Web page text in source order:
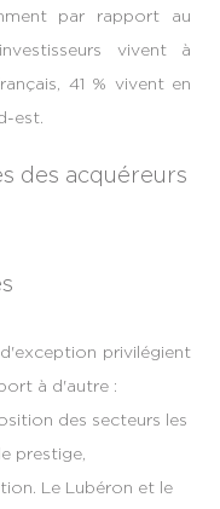
par rapport au
vivent à
41 % vivent en
est.
des acquéreurs
privilégient
à d'autre :
des secteurs les
prestige,
Le Lubéron et le